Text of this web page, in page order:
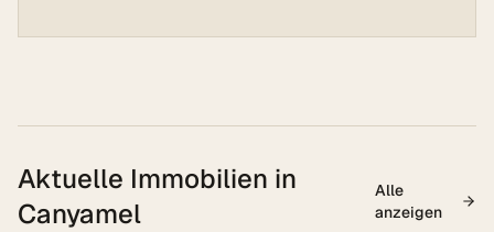
Aktuelle Immobilien in
Canyamel
Alle
anzeigen